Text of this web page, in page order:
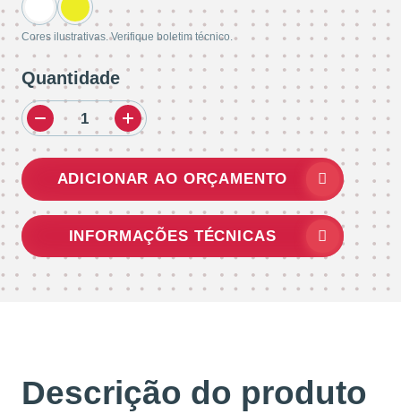
Cores ilustrativas. Verifique boletim técnico.
Quantidade
ADICIONAR AO ORÇAMENTO
INFORMAÇÕES TÉCNICAS
Descrição do produto